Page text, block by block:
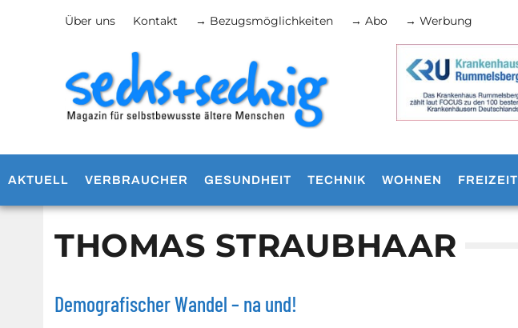
Über uns Kontakt → Bezugsmöglichkeiten → Abo → Werbung
AKTUELL VERBRAUCHER GESUNDHEIT TECHNIK WOHNEN FREIZEIT
THOMAS STRAUBHAAR
Demografischer Wandel – na und!